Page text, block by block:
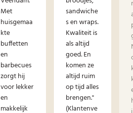
Met
huisgemaa
kte
buffetten
en
barbecues
zorgt hij
voor lekker
en
makkelijk
sandwiche
s en wraps.
Kwaliteit is
als altijd
goed. En
komen ze
altijd ruim
op tijd alles
brengen."
(Klantenve